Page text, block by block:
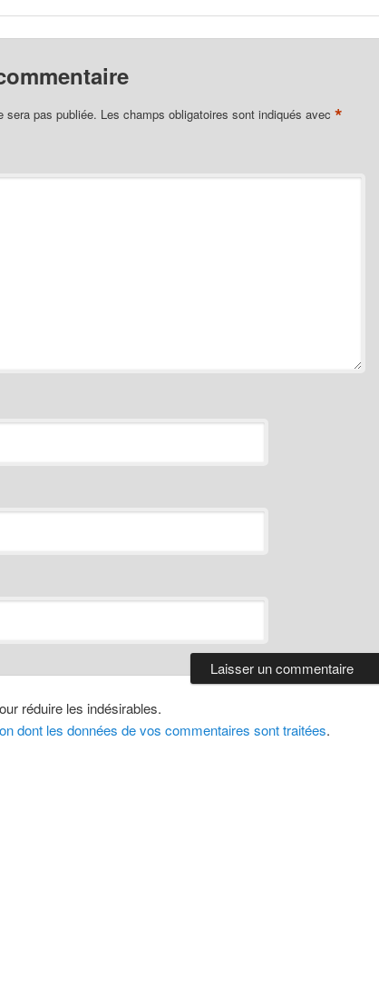
sera pas publiée. Les champs obligatoires sont indiqués avec*
réduire les indésirables.
dont les données de vos commentaires sont traitées.